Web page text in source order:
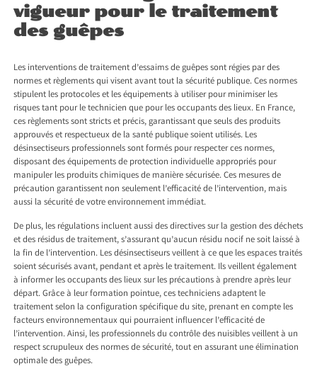
vigueur pour le traitement
des guêpes
Les interventions de traitement d’essaims de guêpes sont régies par des
normes et règlements qui visent avant tout la sécurité publique. Ces normes
stipulent les protocoles et les équipements à utiliser pour minimiser les
risques tant pour le technicien que pour les occupants des lieux. En France,
ces règlements sont stricts et précis, garantissant que seuls des produits
approuvés et respectueux de la santé publique soient utilisés. Les
désinsectiseurs professionnels sont formés pour respecter ces normes,
disposant des équipements de protection individuelle appropriés pour
manipuler les produits chimiques de manière sécurisée. Ces mesures de
précaution garantissent non seulement l’efficacité de l’intervention, mais
aussi la sécurité de votre environnement immédiat.
De plus, les régulations incluent aussi des directives sur la gestion des déchets
et des résidus de traitement, s’assurant qu’aucun résidu nocif ne soit laissé à
la fin de l’intervention. Les désinsectiseurs veillent à ce que les espaces traités
soient sécurisés avant, pendant et après le traitement. Ils veillent également
à informer les occupants des lieux sur les précautions à prendre après leur
départ. Grâce à leur formation pointue, ces techniciens adaptent le
traitement selon la configuration spécifique du site, prenant en compte les
facteurs environnementaux qui pourraient influencer l’efficacité de
l’intervention. Ainsi, les professionnels du contrôle des nuisibles veillent à un
respect scrupuleux des normes de sécurité, tout en assurant une élimination
optimale des guêpes.